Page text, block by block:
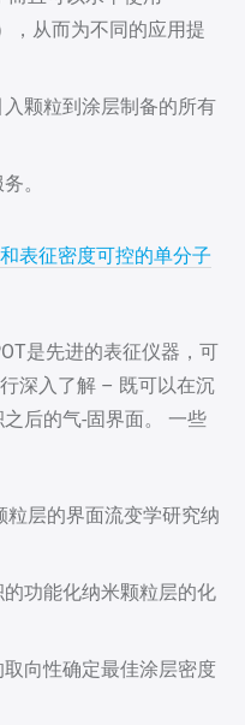
，从而为不同的应用提
颗粒到涂层制备的所有
。
表征密度可控的单分子
是先进的表征仪器，可
深入了解 – 既可以在沉
后的气-固界面。 一些
层的界面流变学研究纳
功能化纳米颗粒层的化
向性确定最佳涂层密度